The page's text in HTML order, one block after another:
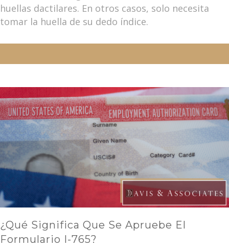
huellas dactilares. En otros casos, solo necesita
tomar la huella de su dedo índice.
¿Qué Significa Que Se Apruebe El
Formulario I-765?